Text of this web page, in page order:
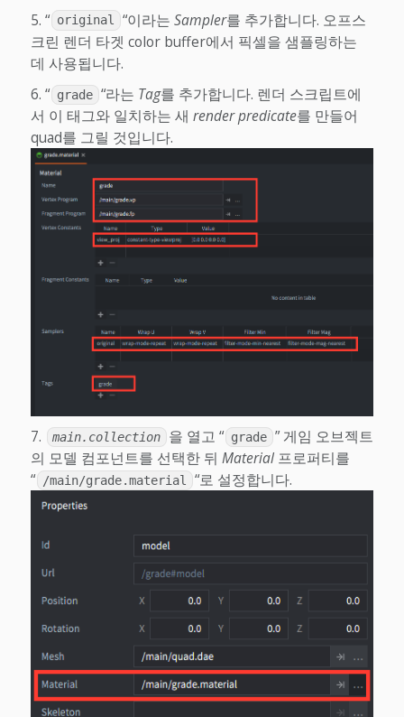
“ original “이라는 Sampler를 추가합니다. 오프스
크린 렌더 타겟 color buffer에서 픽셀을 샘플링하는
데 사용됩니다.
“ grade “라는 Tag를 추가합니다. 렌더 스크립트에
서 이 태그와 일치하는 새 render predicate를 만들어
quad를 그릴 것입니다.
main.collection 을 열고 “ grade ” 게임 오브젝트
의 모델 컴포넌트를 선택한 뒤 Material프로퍼티를
“ /main/grade.material “로 설정합니다.